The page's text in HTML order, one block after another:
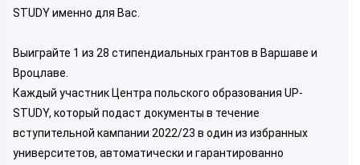
STUDY именно для Вас.
Выиграйте 1 из 28 стипендиальных грантов в Варшаве и
Вроцлаве.
Каждый участник Центра польского образования UP-
STUDY, который подаст документы в течение
вступительной кампании 2022/23 в один из избранных
университетов, автоматически и гарантированно